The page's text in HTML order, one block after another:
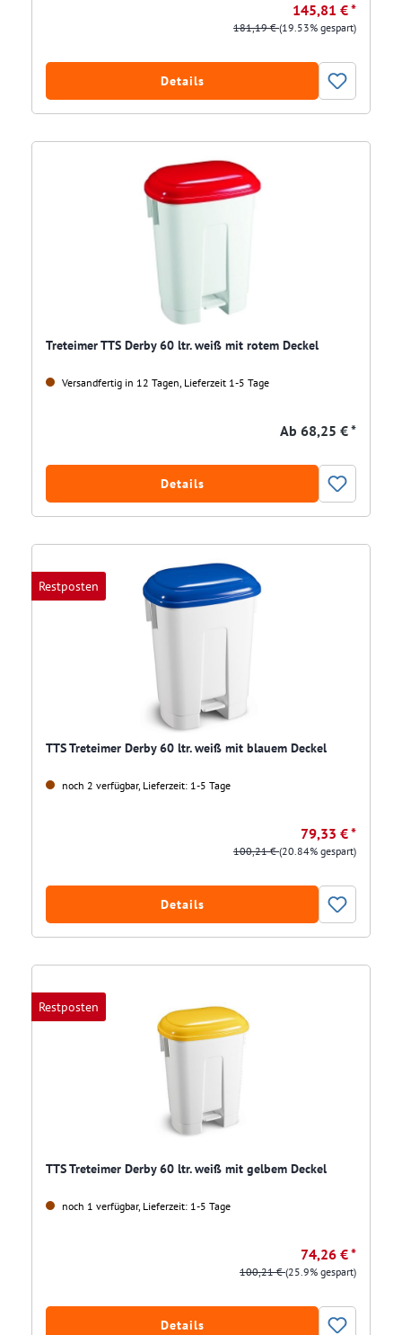
145,81 € *
181,19 €(19.53% gespart)
Details
Treteimer TTS Derby 60 ltr. weiß mit rotem Deckel
Versandfertig in 12 Tagen, Lieferzeit 1-5 Tage
Ab 68,25 € *
Details
Restposten
TTS Treteimer Derby 60 ltr. weiß mit blauem Deckel
noch 2 verfügbar, Lieferzeit: 1-5 Tage
79,33 € *
100,21 €(20.84% gespart)
Details
Restposten
TTS Treteimer Derby 60 ltr. weiß mit gelbem Deckel
noch 1 verfügbar, Lieferzeit: 1-5 Tage
74,26 € *
100,21 €(25.9% gespart)
Details